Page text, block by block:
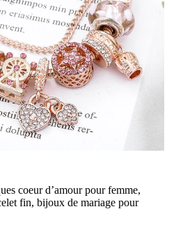
coeur d’amour pour femme,
fin, bijoux de mariage pour